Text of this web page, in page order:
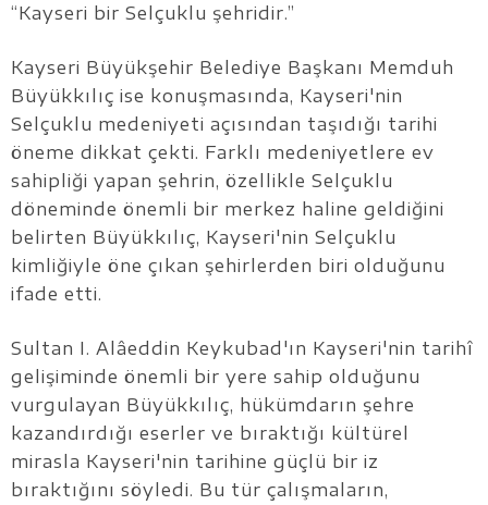
“Kayseri bir Selçuklu şehridir.”
Kayseri Büyükşehir Belediye Başkanı Memduh
Büyükkılıç ise konuşmasında, Kayseri'nin
Selçuklu medeniyeti açısından taşıdığı tarihi
öneme dikkat çekti. Farklı medeniyetlere ev
sahipliği yapan şehrin, özellikle Selçuklu
döneminde önemli bir merkez haline geldiğini
belirten Büyükkılıç, Kayseri'nin Selçuklu
kimliğiyle öne çıkan şehirlerden biri olduğunu
ifade etti.
Sultan I. Alâeddin Keykubad'ın Kayseri'nin tarihî
gelişiminde önemli bir yere sahip olduğunu
vurgulayan Büyükkılıç, hükümdarın şehre
kazandırdığı eserler ve bıraktığı kültürel
mirasla Kayseri'nin tarihine güçlü bir iz
bıraktığını söyledi. Bu tür çalışmaların,